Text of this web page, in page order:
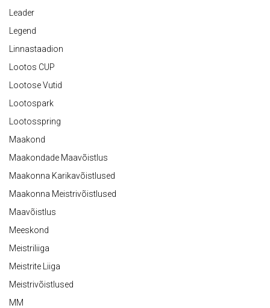
Leader
Legend
Linnastaadion
Lootos CUP
Lootose Vutid
Lootospark
Lootosspring
Maakond
Maakondade Maavõistlus
Maakonna Karikavõistlused
Maakonna Meistrivõistlused
Maavõistlus
Meeskond
Meistriliiga
Meistrite Liiga
Meistrivõistlused
MM